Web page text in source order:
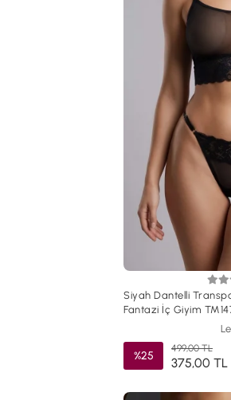
Siyah Dantelli
Fantazi İç Giyim
%25
499,00 TL
375,00 TL